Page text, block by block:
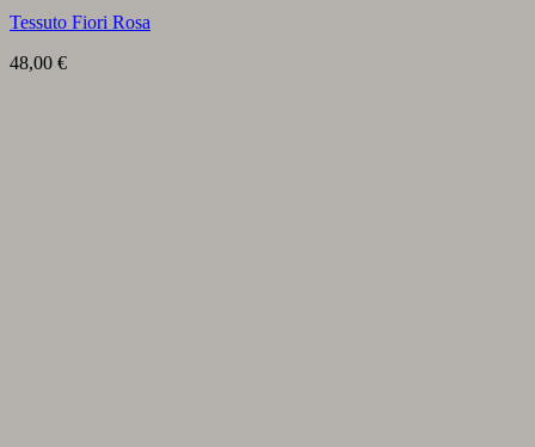
Tessuto Fiori Rosa
48,00 €